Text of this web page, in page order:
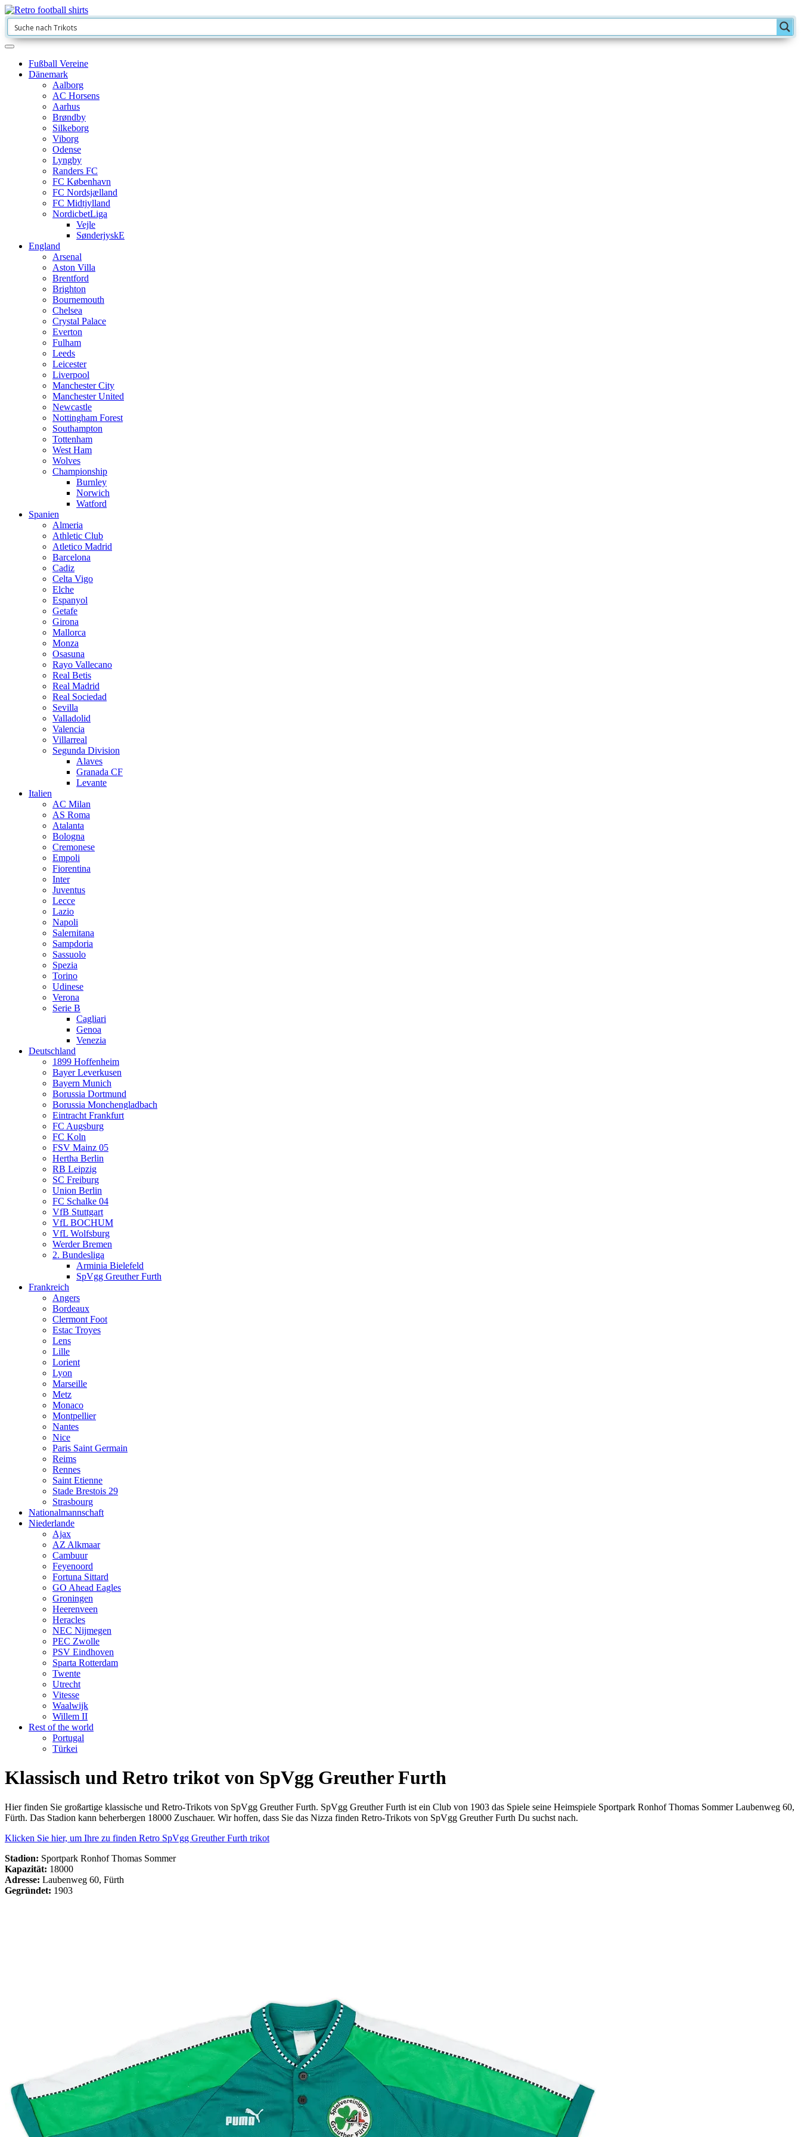
Fußball Vereine
Dänemark
Aalborg
AC Horsens
Aarhus
Brøndby
Silkeborg
Viborg
Odense
Lyngby
Randers FC
FC København
FC Nordsjælland
FC Midtjylland
NordicbetLiga
Vejle
SønderjyskE
England
Arsenal
Aston Villa
Brentford
Brighton
Bournemouth
Chelsea
Crystal Palace
Everton
Fulham
Leeds
Leicester
Liverpool
Manchester City
Manchester United
Newcastle
Nottingham Forest
Southampton
Tottenham
West Ham
Wolves
Championship
Burnley
Norwich
Watford
Spanien
Almeria
Athletic Club
Atletico Madrid
Barcelona
Cadiz
Celta Vigo
Elche
Espanyol
Getafe
Girona
Mallorca
Monza
Osasuna
Rayo Vallecano
Real Betis
Real Madrid
Real Sociedad
Sevilla
Valladolid
Valencia
Villarreal
Segunda Division
Alaves
Granada CF
Levante
Italien
AC Milan
AS Roma
Atalanta
Bologna
Cremonese
Empoli
Fiorentina
Inter
Juventus
Lecce
Lazio
Napoli
Salernitana
Sampdoria
Sassuolo
Spezia
Torino
Udinese
Verona
Serie B
Cagliari
Genoa
Venezia
Deutschland
1899 Hoffenheim
Bayer Leverkusen
Bayern Munich
Borussia Dortmund
Borussia Monchengladbach
Eintracht Frankfurt
FC Augsburg
FC Koln
FSV Mainz 05
Hertha Berlin
RB Leipzig
SC Freiburg
Union Berlin
FC Schalke 04
VfB Stuttgart
VfL BOCHUM
VfL Wolfsburg
Werder Bremen
2. Bundesliga
Arminia Bielefeld
SpVgg Greuther Furth
Frankreich
Angers
Bordeaux
Clermont Foot
Estac Troyes
Lens
Lille
Lorient
Lyon
Marseille
Metz
Monaco
Montpellier
Nantes
Nice
Paris Saint Germain
Reims
Rennes
Saint Etienne
Stade Brestois 29
Strasbourg
Nationalmannschaft
Niederlande
Ajax
AZ Alkmaar
Cambuur
Feyenoord
Fortuna Sittard
GO Ahead Eagles
Groningen
Heerenveen
Heracles
NEC Nijmegen
PEC Zwolle
PSV Eindhoven
Sparta Rotterdam
Twente
Utrecht
Vitesse
Waalwijk
Willem II
Rest of the world
Portugal
Türkei
Klassisch und Retro trikot von SpVgg Greuther Furth
Hier finden Sie großartige klassische und Retro-Trikots von SpVgg Greuther Furth. SpVgg Greuther Furth ist ein Club von 1903 das Spiele seine Heimspiele Sportpark Ronhof Thomas Sommer Laubenweg 60,
Fürth. Das Stadion kann beherbergen 18000 Zuschauer. Wir hoffen, dass Sie das Nizza finden Retro-Trikots von SpVgg Greuther Furth Du suchst nach.
Klicken Sie hier, um Ihre zu finden Retro SpVgg Greuther Furth trikot
Stadion: Sportpark Ronhof Thomas Sommer
Kapazität: 18000
Adresse: Laubenweg 60, Fürth
Gegründet: 1903